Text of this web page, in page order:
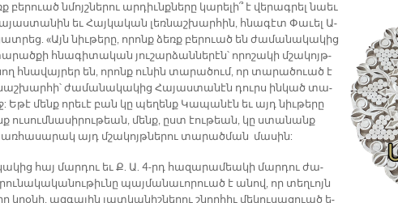
նմոյշ­նե­րու ար­դիւնք­նե­րը կա­րե­լի՞ է վե­րագ­րել նաեւ
եւ Հայ­կա­կան լեռ­նաշ­խար­հին, հնա­գէտ Փա­ւել Ա­
«Այն նիւ­թե­րը, որոնք ձեռք բե­րուած են ժա­մա­նա­կա­կից
հնա­գի­տա­կան յու­շար­ձան­նե­րէն՝ ո­րո­շա­կի մշա­կոյթ­
հնա­վայ­րեր են, ո­րոնք ու­նին տա­րած­ում, ո­ր տա­րա­ծուած է
ժա­մա­նա­կա­կից Հա­յաս­տա­նէն դուրս ին­կած տա­
Ե­թէ մենք ո­րե­ւէ բան կը պե­ղենք Կա­պա­նէն եւ այդ նիւ­թե­րը
ու­սում­նա­սի­րու­թեան, մենք, ըստ էու­թեան, կը ստա­նանք
այդ մշա­կոյթ­նե­րու տա­րած­ման մա­սին:
հայ մար­դու եւ Ք­. Ա. 4-­րդ հա­զա­րա­մեա­կի մար­դու ժա­
պայ­մա­նա­ւո­րուած է անով, որ տե­ղւոյն
կրօ­նի, ազ­գա­յին յատ­կա­նիշ­նե­րու շնոր­հիւ մե­կու­սա­ցուած ե­